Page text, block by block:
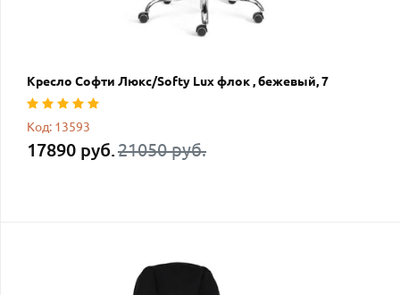
Кресло Софти Люкс/Softy Lux флок , бежевый, 7
Код: 13593
17890 руб.21050 руб.